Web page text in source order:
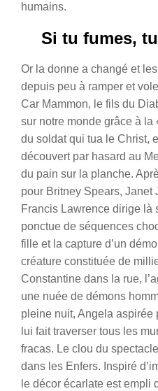
humains.
Si tu fumes,
Or la donne a changé et
depuis peu à ramper et
Car Mammon, le fils du
sur notre monde grâce à
du soldat qui tua le Christ,
découvert par hasard au
du pain sur la planche.
pour Britney Spears, Janet
Francis Lawrence dirige là
ponctue de séquences
fille et la capture d’un
créature constituée de
Constantine dans la rue,
une nuée de démons
pleine nuit, Angela aspirée
lui fait traverser tous les
fracas. Le clou du
dans les Enfers. Inspiré
le décor écarlate est empli